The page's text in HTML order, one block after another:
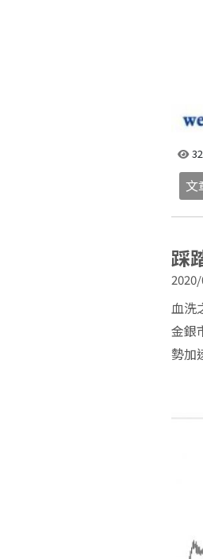
文
踩
血洗
金銀
勢加